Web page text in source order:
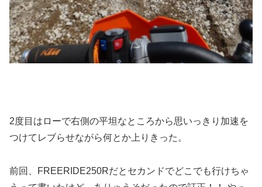
2度目はローで右側の平坦なところから思いっきり加速を
つけてレブらせながら何とか上りきった。
前回、FREERIDE250Rだとセカンドでどこでも行けちゃ